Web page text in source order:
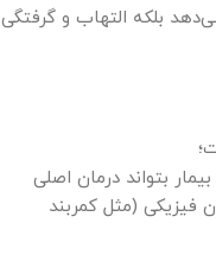
بلکه التهاب و گرفتگی
بتواند درمان اصلی
فیزیکی (مثل کمربند